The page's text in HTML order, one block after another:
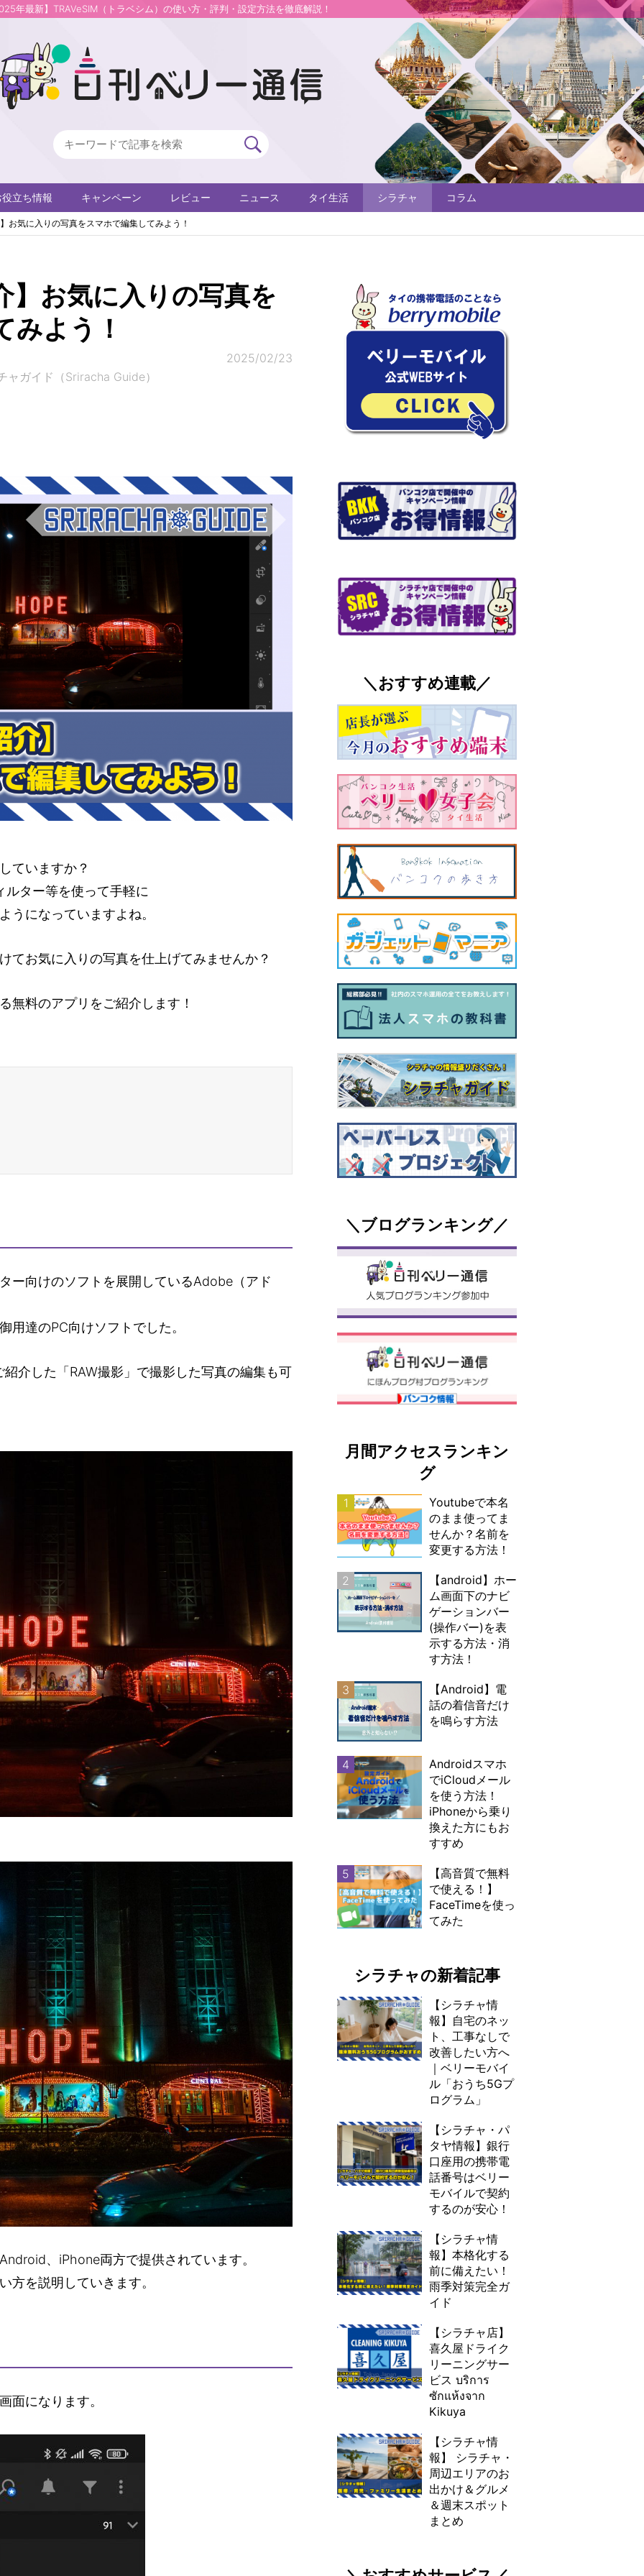
年最新】TRAVeSIM（トラベシム）の使い方・評判・設定方法を徹底解説！
立ち情報 キャンペーン レビュー ニュース タイ生活 シラチャ コラム
お気に入りの写真をスマホで編集してみよう！
】お気に入りの写真を
みよう！
ガイド（Sriracha Guide）
2025/02/23
ていますか？
ター等を使って手軽に
うになっていますよね。
てお気に入りの写真を仕上げてみませんか？
無料のアプリをご紹介します！
ー向けのソフトを展開しているAdobe（アド
用達のPC向けソフトでした。
介した「RAW撮影」で撮影した写真の編集も可
、iPhone両方で提供されています。
方を説明していきます。
面になります。
＼おすすめ連載／
＼ブログランキング／
月間アクセスランキン
グ
1
Youtubeで本名
のまま使ってま
せんか？名前を
変更する方法！
2
【android】ホー
ム画面下のナビ
ゲーションバー
(操作バー)を表
示する方法・消
す方法！
3
【Android】電
話の着信音だけ
を鳴らす方法
4
Androidスマホ
でiCloudメール
を使う方法！
iPhoneから乗り
換えた方にもお
すすめ
5
【高音質で無料
で使える！】
FaceTimeを使っ
てみた
シラチャの新着記事
【シラチャ情
報】自宅のネッ
ト、工事なしで
改善したい方へ
｜ベリーモバイ
ル「おうち5Gプ
ログラム」
【シラチャ・パ
タヤ情報】銀行
口座用の携帯電
話番号はベリー
モバイルで契約
するのが安心！
【シラチャ情
報】本格化する
前に備えたい！
雨季対策完全ガ
イド
【シラチャ店】
喜久屋ドライク
リーニングサー
ビス บริการ
ซักแห้งจาก
Kikuya
【シラチャ情
報】 シラチャ・
周辺エリアのお
出かけ＆グルメ
＆週末スポット
まとめ